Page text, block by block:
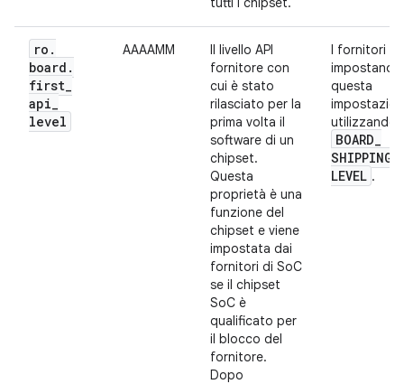
ro .
board .
first_
api_
level
AAAAMM
Il livello API
fornitore con
cui è stato
rilasciato per la
prima volta il
software di un
chipset.
Questa
proprietà è una
funzione del
chipset e viene
impostata dai
fornitori di SoC
se il chipset
SoC è
qualificato per
il blocco del
fornitore.
Dopo
I fornitori di
impostano
questa
utilizzando
BOARD_
SHIPPING
LEVEL .